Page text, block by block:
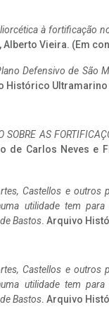
à fortificação
, Alberto Vieira. (Em
Defensivo de São
Histórico Ultramarino
SOBRE AS
de Carlos Neves e
Castellos e outros
utilidade tem
Bastos. Arquivo
Castellos e outros
utilidade tem
Bastos. Arquivo